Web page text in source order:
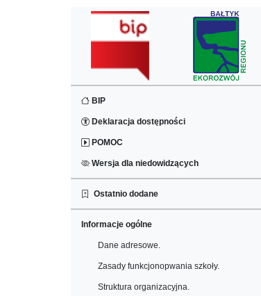
BIP
Deklaracja dostępności
POMOC
Wersja dla niedowidzących
Ostatnio dodane
Informacje ogólne
Dane adresowe.
Zasady funkcjonopwania szkoły.
Struktura organizacyjna.